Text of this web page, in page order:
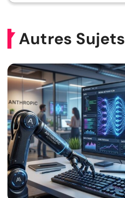
Autres Sujets